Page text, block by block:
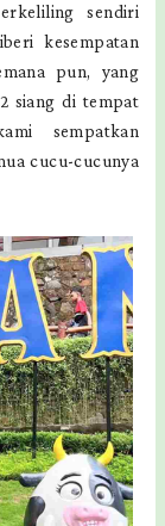
sendiri
kesempatan
pun, yang
siang di tempat
sempatkan
cucu-cucunya